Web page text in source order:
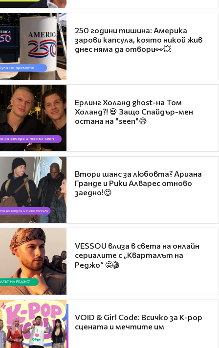
250 години тишина: Америка
зарови капсула, която никой жив
днес няма да отвори👀💥
Ерлинг Холанд ghost-на Том
Холанд?! 💀 Защо Спайдър-мен
остана на "seen"😅
Втори шанс за любовта? Ариана
Гранде и Рики Алварес отново
заедно!😍
VESSOU влиза в света на онлайн
сериалите с „Кварталът на
Реджо“ 🤩🎬
VOID & Girl Code: Всичко за K-pop
сцената и мечтите им